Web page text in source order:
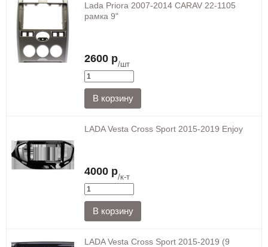
Lada Priora 2007-2014 CARAV 22-1105
рамка 9"
2600 р/шт
LADA Vesta Cross Sport 2015-2019 Enjoy
4000 р/к-т
LADA Vesta Cross Sport 2015-2019 (9